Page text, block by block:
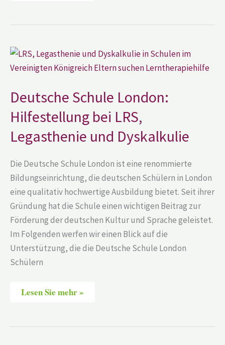
Deutsche Schule London:
Hilfestellung bei LRS,
Legasthenie und Dyskalkulie
Die Deutsche Schule London ist eine renommierte
Bildungseinrichtung, die deutschen Schülern in London
eine qualitativ hochwertige Ausbildung bietet. Seit ihrer
Gründung hat die Schule einen wichtigen Beitrag zur
Förderung der deutschen Kultur und Sprache geleistet.
Im Folgenden werfen wir einen Blick auf die
Unterstützung, die die Deutsche Schule London
Schülern
Deutsche
Schule
London:
Hilfestellung
LRS,
Legasthenie
und
Dyskalkulie
Lesen Sie mehr »